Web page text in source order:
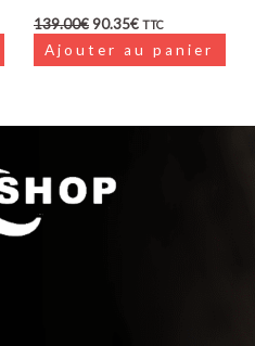
139.00€ 90.35€ TTC
Ajouter au panier